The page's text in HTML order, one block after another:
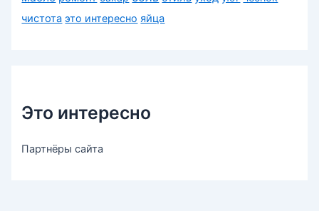
чистота это интересно яйца
Это интересно
Партнёры сайта